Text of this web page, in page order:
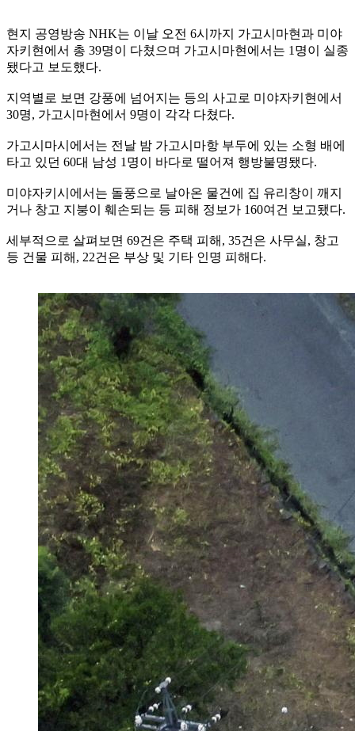
현지 공영방송 NHK는 이날 오전 6시까지 가고시마현과 미야
자키현에서 총 39명이 다쳤으며 가고시마현에서는 1명이 실종
됐다고 보도했다.
지역별로 보면 강풍에 넘어지는 등의 사고로 미야자키현에서
30명, 가고시마현에서 9명이 각각 다쳤다.
가고시마시에서는 전날 밤 가고시마항 부두에 있는 소형 배에
타고 있던 60대 남성 1명이 바다로 떨어져 행방불명됐다.
미야자키시에서는 돌풍으로 날아온 물건에 집 유리창이 깨지
거나 창고 지붕이 훼손되는 등 피해 정보가 160여건 보고됐다.
세부적으로 살펴보면 69건은 주택 피해, 35건은 사무실, 창고
등 건물 피해, 22건은 부상 및 기타 인명 피해다.